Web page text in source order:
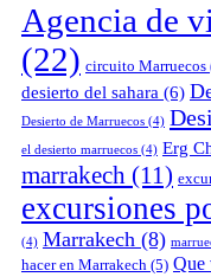
Agencia de
(22) circuito Marruecos
desierto del sahara (6)
Desierto de Marruecos (4)
el desierto marruecos (4) Erg
marrakech (11)
excursiones
(4) Marrakech (8)
hacer en Marrakech (5) Que